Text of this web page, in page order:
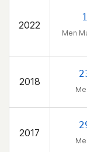
2022
Men
2018
2017